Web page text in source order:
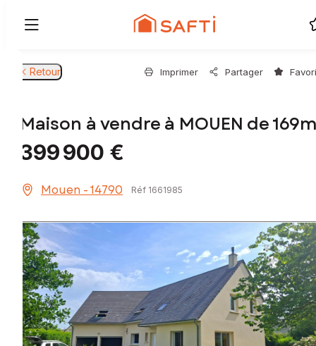
Retour Imprimer Partager
Maison à vendre à MOUEN de
399 900 €
Mouen - 14790 Réf 1661985